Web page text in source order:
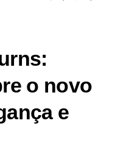
o novo
e